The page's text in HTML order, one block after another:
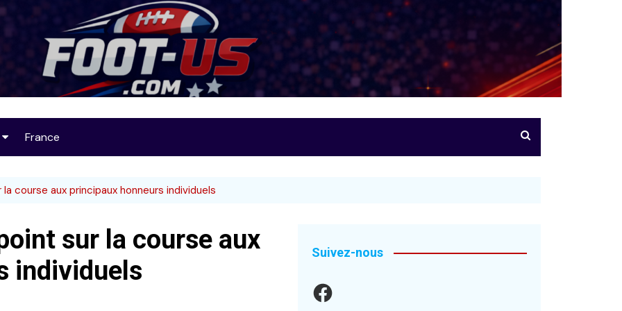
Foot-US
France
course aux principaux honneurs individuels
sur la course aux
individuels
Suivez-nous
Facebook